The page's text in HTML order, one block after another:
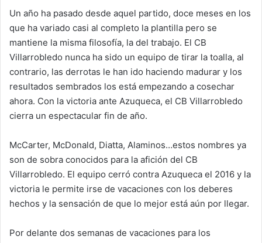
Un año ha pasado desde aquel partido, doce meses en los
que ha variado casi al completo la plantilla pero se
mantiene la misma filosofía, la del trabajo. El CB
Villarrobledo nunca ha sido un equipo de tirar la toalla, al
contrario, las derrotas le han ido haciendo madurar y los
resultados sembrados los está empezando a cosechar
ahora. Con la victoria ante Azuqueca, el CB Villarrobledo
cierra un espectacular fin de año.
McCarter, McDonald, Diatta, Alaminos…estos nombres ya
son de sobra conocidos para la afición del CB
Villarrobledo. El equipo cerró contra Azuqueca el 2016 y la
victoria le permite irse de vacaciones con los deberes
hechos y la sensación de que lo mejor está aún por llegar.
Por delante dos semanas de vacaciones para los